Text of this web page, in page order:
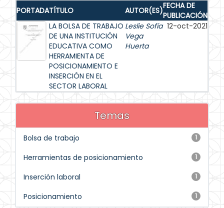
PORTADATÍTULO AUTOR(ES)FECHA DE
PUBLICACIÓN
LA BOLSA DE TRABAJO
DE UNA INSTITUCIÓN
EDUCATIVA COMO
HERRAMIENTA DE
POSICIONAMIENTO E
INSERCIÓN EN EL
SECTOR LABORAL
Leslie Sofía
Vega
Huerta
12-oct-2021
Temas
1
Bolsa de trabajo
1
Herramientas de posicionamiento
1
Inserción laboral
1
Posicionamiento